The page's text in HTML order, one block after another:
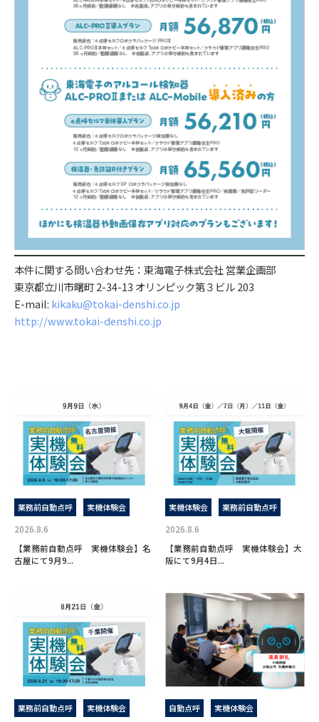
本件に関する問い合わせ先：東海電子株式会社 営業企画部
東京都立川市曙町 2-34-13 オリンピック第３ビル 203
E-mail: kikaku@tokai-denshi.co.jp
http://www.tokai-denshi.co.jp
業務前自動点呼 実機体験会
2026.8.6
【業務前自動点呼 実機体験会】名
古屋にて9月9...
実機体験会 業務前自動点呼
2026.8.6
【業務前自動点呼 実機体験会】大
阪にて9月4日...
業務前自動点呼 実機体験会 自動点呼 実機体験会